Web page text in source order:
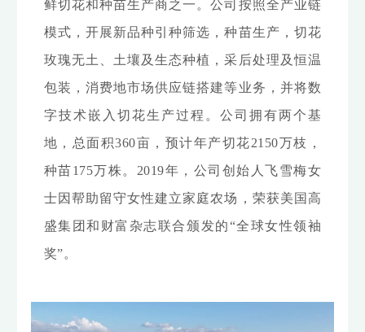
鲜切花和种苗生产商之一。公司按照全产业链
模式，开展新品种引种筛选，种苗生产，切花
玫瑰无土、土壤及生态种植，采后处理及恒温
包装，消费地市场供应链搭建等业务，并将数
字技术嵌入切花生产过程。公司拥有两个基
地，总面积360亩，预计年产切花2150万枝，
种苗175万株。2019年，公司创始人飞雪梅女
士因帮助留守女性建立家庭农场，荣获美国高
盛集团和财富杂志联合颁发的“全球女性领袖
奖”。